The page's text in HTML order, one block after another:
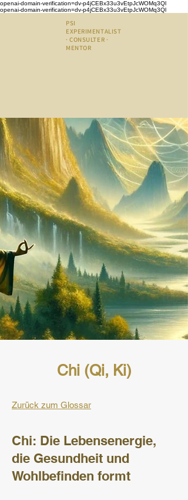
openai-domain-verification=dv-p4jCEBx33u3vEtpJcWOMq3Ql
openai-domain-verification=dv-p4jCEBx33u3vEtpJcWOMq3Ql
PSI
EXPERIMENTALIST
· CONSULTER ·
MENTOR
Chi (Qi, Ki)
Zurück zum Glossar
Chi: Die Lebensenergie,
die Gesundheit und
Wohlbefinden formt